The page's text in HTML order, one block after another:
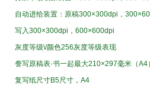
自动进给装置： 原稿300×300dpi ，300×
写入300×300dpi ，600×600dpi
灰度等级\/颜色256灰度等级表现
誊写原稿表·书一起最大210×297毫米（A4
复写纸尺寸B5尺寸，A4